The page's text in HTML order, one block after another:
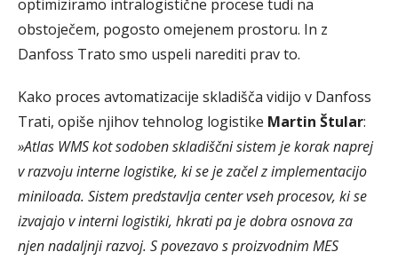
optimiziramo intralogistične procese tudi na
obstoječem, pogosto omejenem prostoru. In z
Danfoss Trato smo uspeli narediti prav to.
Kako proces avtomatizacije skladišča vidijo v Danfoss
Trati, opiše njihov tehnolog logistike Martin Štular:
»Atlas WMS kot sodoben skladiščni sistem je korak naprej
v razvoju interne logistike, ki se je začel z implementacijo
miniloada. Sistem predstavlja center vseh procesov, ki se
izvajajo v interni logistiki, hkrati pa je dobra osnova za
njen nadaljnji razvoj. S povezavo s proizvodnim MES